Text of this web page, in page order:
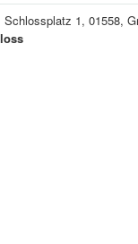
Schlossplatz 1, 01558,